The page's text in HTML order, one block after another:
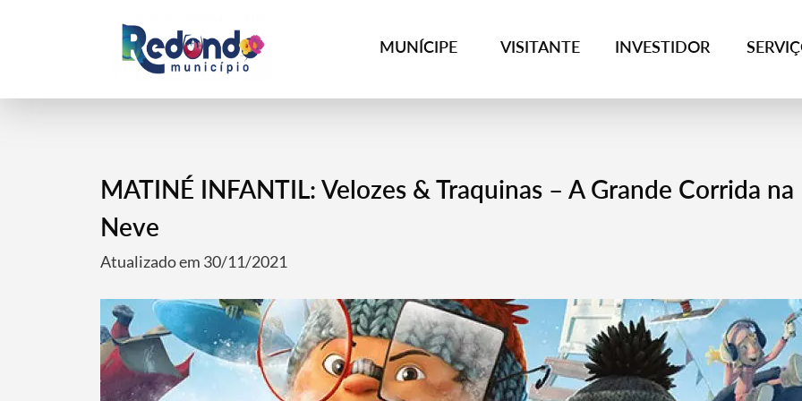
MUNÍCIPE VISITANTE INVESTIDOR
MATINÉ INFANTIL: Velozes & Traquinas – A Grande Corrida na
Neve
Atualizado em 30/11/2021